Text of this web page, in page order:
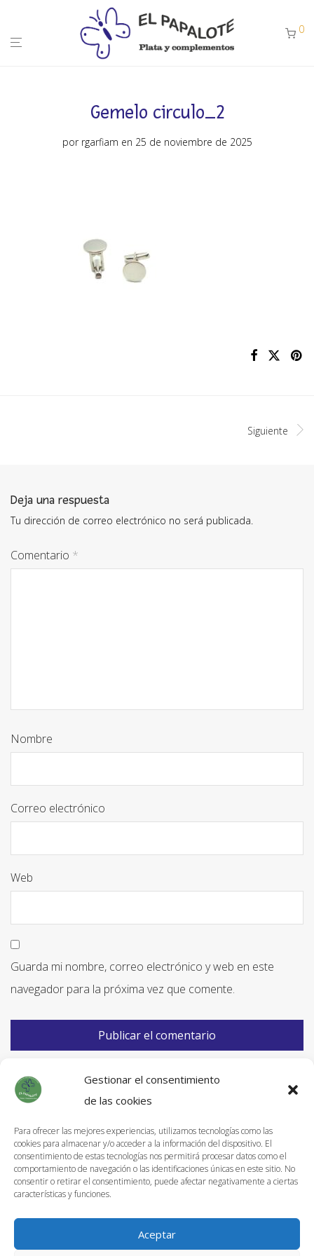
Gestionar el consentimiento
de las cookies
Para ofrecer las mejores experiencias, utilizamos tecnologías como las
cookies para almacenar y/o acceder a la información del dispositivo. El
consentimiento de estas tecnologías nos permitirá procesar datos como el
comportamiento de navegación o las identificaciones únicas en este sitio. No
consentir o retirar el consentimiento, puede afectar negativamente a ciertas
características y funciones.
Aceptar
0
Gemelo circulo_2
por rgarfiam en 25 de noviembre de 2025
Siguiente
Deja una respuesta
Tu dirección de correo electrónico no será publicada.
Comentario *
Nombre
Correo electrónico
Web
Guarda mi nombre, correo electrónico y web en este
navegador para la próxima vez que comente.
Información de Envíos
Política de devoluciones